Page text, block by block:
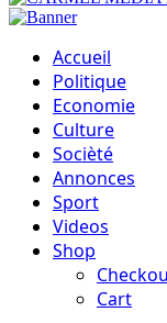
Accueil
Politique
Economie
Culture
Socièté
Annonces
Sport
Videos
Shop
Cart